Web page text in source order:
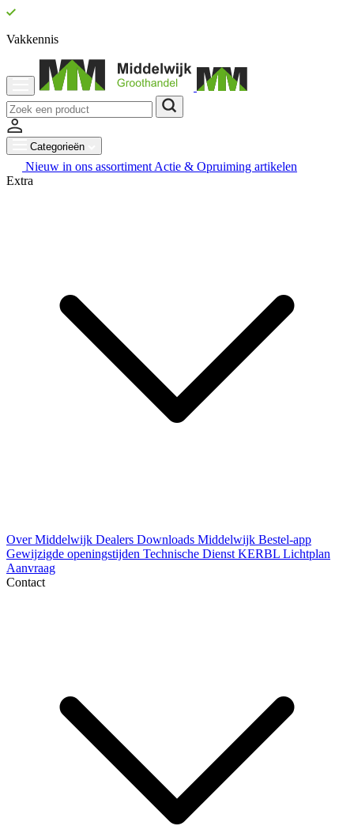
Vakkennis
Categorieën
Nieuw in ons assortiment Actie & Opruiming artikelen
Extra
Over Middelwijk Dealers Downloads Middelwijk Bestel-app
Gewijzigde openingstijden Technische Dienst KERBL Lichtplan
Aanvraag
Contact